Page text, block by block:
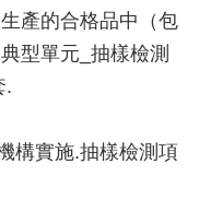
產的合格品中（包
型單元_抽樣檢測
.
構實施.抽樣檢測項